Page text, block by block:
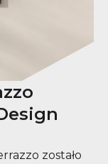
zostało